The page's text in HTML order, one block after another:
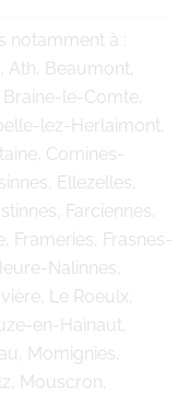
notamment à :
Ath, Beaumont,
le-Comte,
lez-Herlaimont,
Comines-
Ellezelles,
Farciennes,
Frameries, Frasnes-
Nalinnes,
Le Roeulx,
en-Hainaut,
Momignies,
Mouscron,